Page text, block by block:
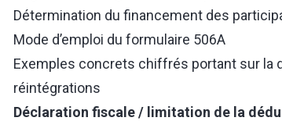
Détermination du financement des
Mode d’emploi du formulaire 506A
Exemples concrets chiffrés portant sur la
réintégrations
Déclaration fiscale / limitation de la